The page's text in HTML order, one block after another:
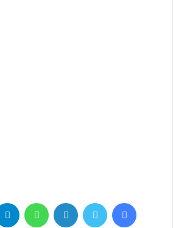
فيسبوك تويتر لينكدإن واتساب